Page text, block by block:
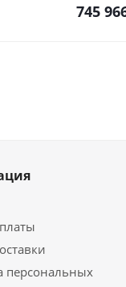
745
персональных